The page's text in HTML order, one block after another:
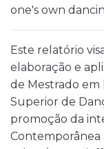
one's own
Este relatório
elaboração e
de Mestrado em
Superior de
promoção da
Contemporânea